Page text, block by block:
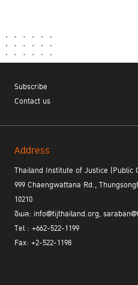
Subscribe
Contact us
Address
Thailand Institute of Justice (Public
999 Chaengwattana Rd.,
10210
อีเมล: info@tijthailand.org,
Tel : +662-522-1199
Fax: +2-522-1198